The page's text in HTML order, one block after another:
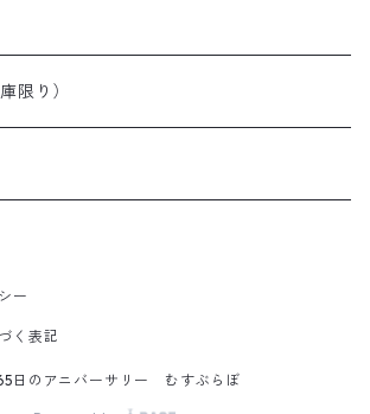
限り）
ー
く表記
日のアニバーサリー むすぶらぼ